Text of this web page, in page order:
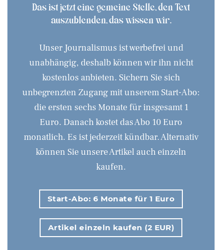
Das ist jetzt eine gemeine Stelle, den Text
auszublenden, das wissen wir.
Unser Journalismus ist werbefrei und
unabhängig, deshalb können wir ihn nicht
kostenlos anbieten. Sichern Sie sich
unbegrenzten Zugang mit unserem Start-Abo:
die ersten sechs Monate für insgesamt 1
Euro. Danach kostet das Abo 10 Euro
monatlich. Es ist jederzeit kündbar. Alternativ
können Sie unsere Artikel auch einzeln
kaufen.
Start-Abo: 6 Monate für 1 Euro
Artikel einzeln kaufen (2 EUR)